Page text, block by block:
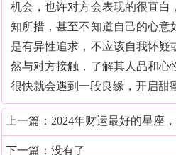
机会，也许对方会表现的很直白
知所措，甚至不知道自己的心意
是有异性追求，不应该自我怀疑
然与对方接触，了解其人品和心
很快就会遇到一段良缘，开启甜
上一篇： 2024年财运最好的星座，
下一篇：没有了